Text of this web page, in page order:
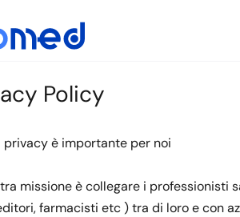
Policy
privacy è importante per noi
missione è collegare i
farmacisti etc ) tra di loro e con